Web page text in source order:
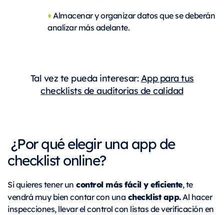
♦Almacenar y organizar datos que se deberán
analizar más adelante.
Tal vez te pueda interesar: App para tus
checklists de auditorias de calidad
¿Por qué elegir una app de
checklist online?
Si quieres tener un control más fácil y eficiente, te
vendrá muy bien contar con una checklist app.Al hacer
inspecciones, llevar el control con listas de verificación en